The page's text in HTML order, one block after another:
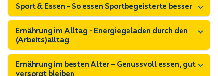
Sport & Essen - So essen Sportbegeisterte besser
Ernährung im Alltag - Energiegeladen durch den
(Arbeits)alltag
Ernährung im besten Alter – Genussvoll essen, gut
versorgt bleiben